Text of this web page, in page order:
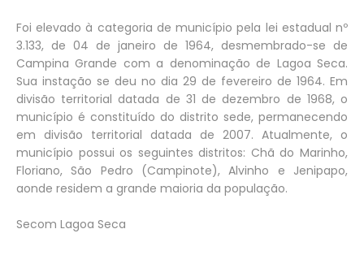
Foi elevado à categoria de município pela lei estadual nº
3.133, de 04 de janeiro de 1964, desmembrado-se de
Campina Grande com a denominação de Lagoa Seca.
Sua instação se deu no dia 29 de fevereiro de 1964. Em
divisão territorial datada de 31 de dezembro de 1968, o
município é constituído do distrito sede, permanecendo
em divisão territorial datada de 2007. Atualmente, o
município possui os seguintes distritos: Chã do Marinho,
Floriano, São Pedro (Campinote), Alvinho e Jenipapo,
aonde residem a grande maioria da população.
Secom Lagoa Seca